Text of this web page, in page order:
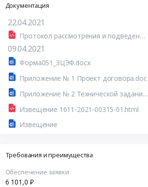
Документация
22.04.2021
Протокол рассмотрения и подведения итогов закупки.html
09.04.2021
Форма051_ЗЦЭФ.docx
Приложение № 1 Проект договора.doc
Приложение № 2 Технической задание.doc
Извещение 1611-2021-00315-01.html
Извещение
Требования и преимущества
Обеспечение заявки
6 101,0 ₽